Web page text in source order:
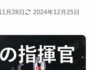
月28日 2024年12月25日